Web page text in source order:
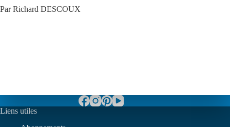
Par Richard DESCOUX
Liens utiles